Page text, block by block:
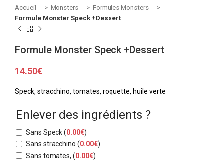
Accueil Monsters
Formules Monsters
Formule Monster Speck +Dessert
Formule Monster Speck +Dessert
14.50€
Speck, stracchino, tomates, roquette, huile verte
Enlever des ingrédients ?
Sans Speck(0.00€)
Sans stracchino (0.00€)
Sans tomates, (0.00€)